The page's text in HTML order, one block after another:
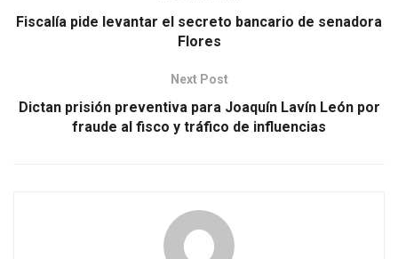
Fiscalía pide levantar el secreto bancario de senadora
Flores
Next Post
Dictan prisión preventiva para Joaquín Lavín León por
fraude al fisco y tráfico de influencias